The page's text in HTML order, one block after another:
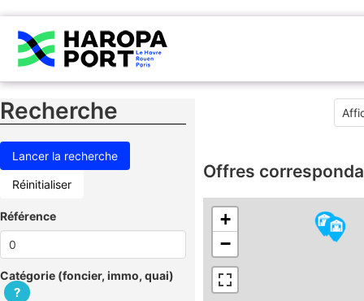
Recherche
Réinitialiser
Référence
Catégorie (foncier, immo, quai)
?
Offres
+
−